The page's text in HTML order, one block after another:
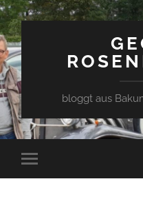
bloggt aus
Toggle
mobile